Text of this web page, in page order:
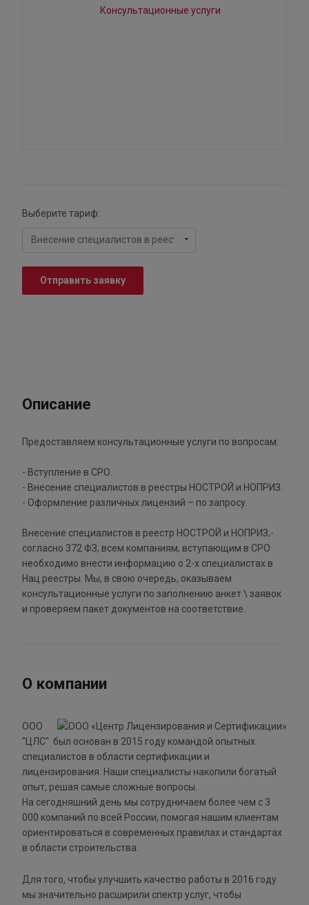
Выберите тариф:
Отправить заявку
Описание
Предоставляем консультационные услуги по вопросам:
- Вступление в СРО.
- Внесение специалистов в реестры НОСТРОЙ и НОПРИЗ.
- Оформление различных лицензий – по запросу.
Внесение специалистов в реестр НОСТРОЙ и НОПРИЗ;-
согласно 372 ФЗ, всем компаниям, вступающим в СРО
необходимо внести информацию о 2-х специалистах в
Нац.реестры. Мы, в свою очередь, оказываем
консультационные услуги по заполнению анкет \ заявок
и проверяем пакет документов на соответствие.
О компании
ООО
"ЦЛС" был основан в 2015 году командой опытных
специалистов в области сертификации и
лицензирования. Наши специалисты накопили богатый
опыт, решая самые сложные вопросы.
На сегодняшний день мы сотрудничаем более чем с 3
000 компаний по всей России, помогая нашим клиентам
ориентироваться в современных правилах и стандартах
в области строительства.
Для того, чтобы улучшить качество работы в 2016 году
мы значительно расширили спектр услуг, чтобы